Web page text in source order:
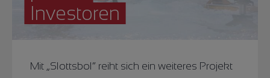
Investoren
Mit „Slottsbol“ reiht sich ein weiteres Projekt